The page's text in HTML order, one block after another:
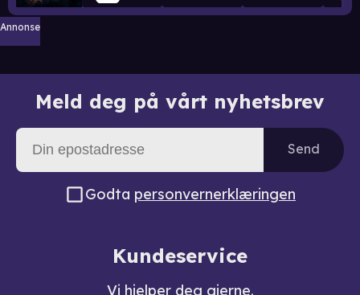
Annonse
Meld deg på vårt nyhetsbrev
Send
Godta personvernerklæringen
Kundeservice
Vi hjelper deg gjerne.